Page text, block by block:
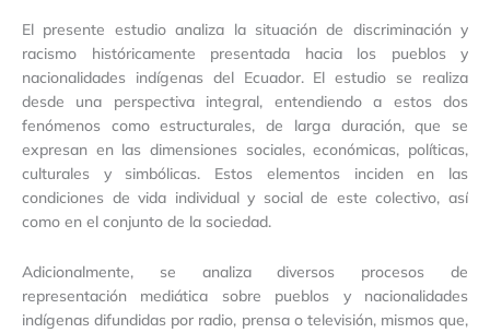
El presente estudio analiza la situación de discriminación y
racismo históricamente presentada hacia los pueblos y
nacionalidades indígenas del Ecuador. El estudio se realiza
desde una perspectiva integral, entendiendo a estos dos
fenómenos como estructurales, de larga duración, que se
expresan en las dimensiones sociales, económicas, políticas,
culturales y simbólicas. Estos elementos inciden en las
condiciones de vida individual y social de este colectivo, así
como en el conjunto de la sociedad.
Adicionalmente, se analiza diversos procesos de
representación mediática sobre pueblos y nacionalidades
indígenas difundidas por radio, prensa o televisión, mismos que,